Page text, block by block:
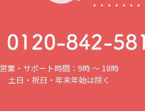
営業・サポート時間：9時 〜 18時
土日・祝日・年末年始は除く